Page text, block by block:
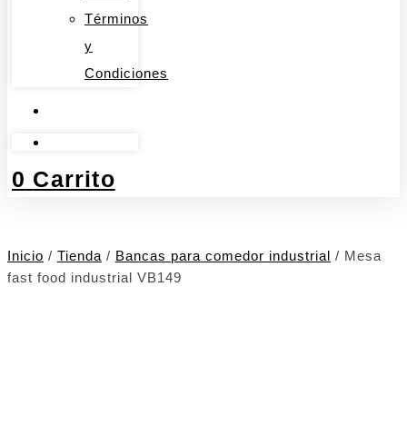
Términos
y
Condiciones
0 Carrito
Inicio / Tienda / Bancas para comedor industrial / Mesa
fast food industrial VB149